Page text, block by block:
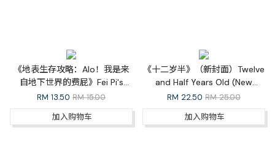
《地表生存攻略：Alo！我是来
自地下世界的费屁》Fei Pi's
Adventures on the Surface
RM 13.50 RM 15.00
加入购物车
《十二岁半》（新封面）Twelve
and Half Years Old (New
Cover)
RM 22.50 RM 25.00
加入购物车